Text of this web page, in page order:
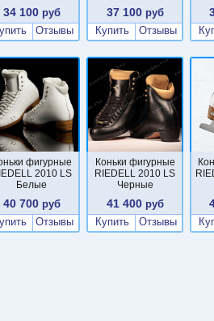
34 100 руб
Отзывы
37 100руб
Купить
Отзывы
фигурные
2010 LS
Белые
40 700 руб
Отзывы
Коньки фигурные
RIEDELL 2010 LS
Черные
41 400руб
Купить
Отзывы